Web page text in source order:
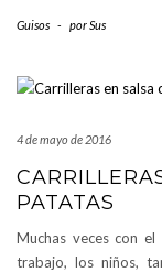
Guisos - porSus
4 de mayo de 2016
PATATAS
Muchas veces con
trabajo, los niños,